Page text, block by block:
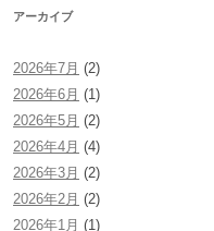
アーカイブ
2026年7月 (2)
2026年6月 (1)
2026年5月 (2)
2026年4月 (4)
2026年3月 (2)
2026年2月 (2)
2026年1月 (1)